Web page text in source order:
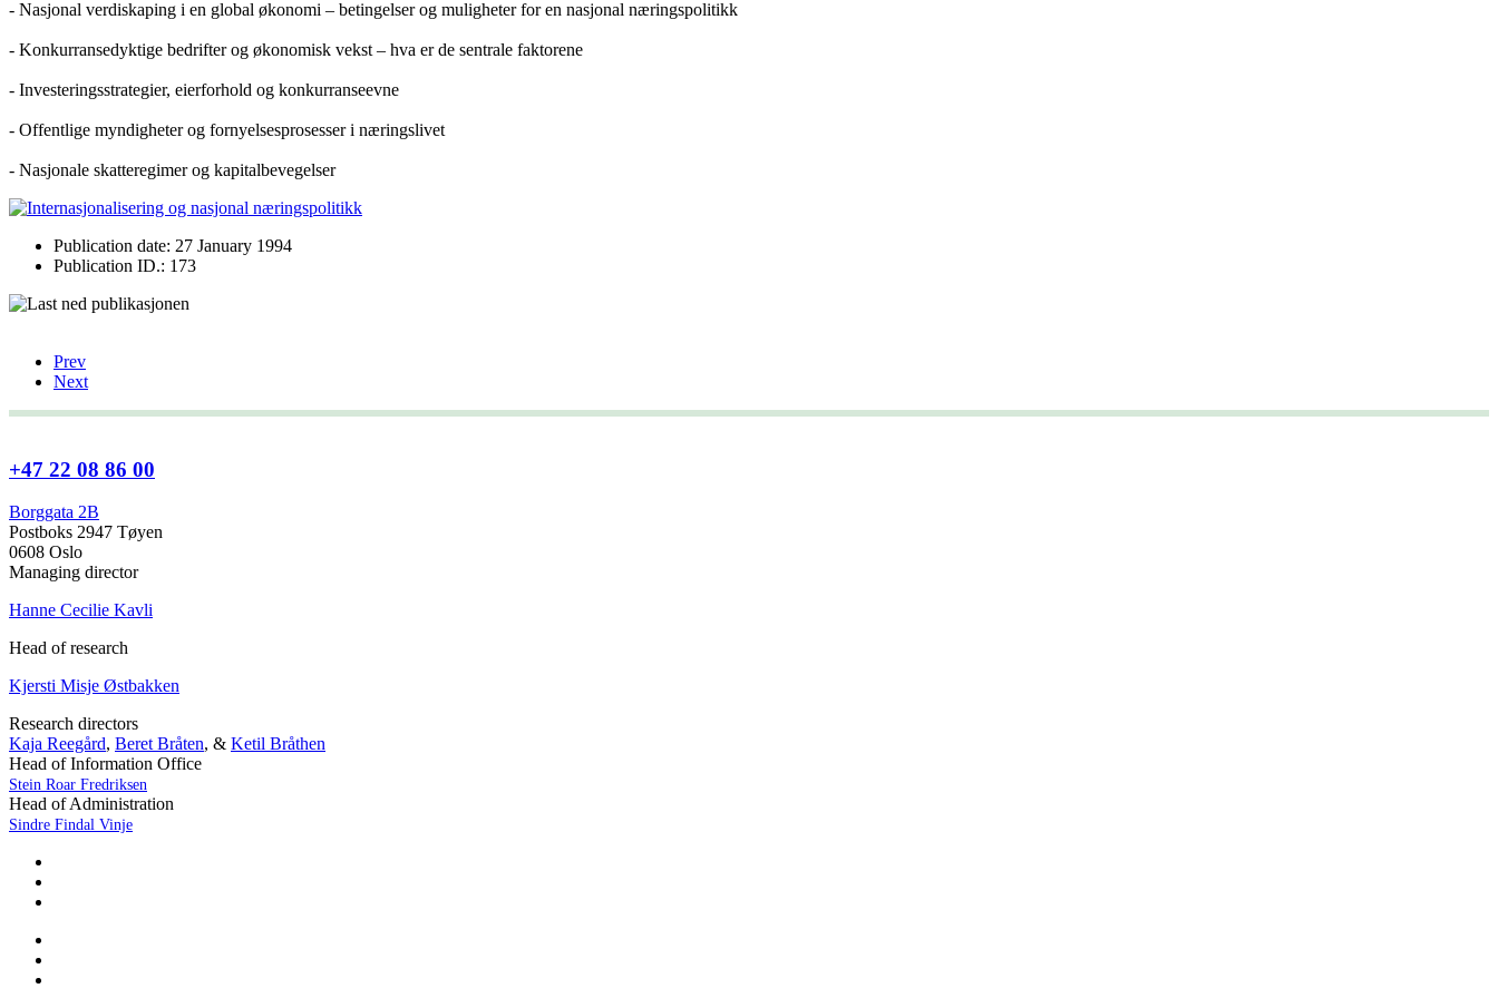
- Nasjonal verdiskaping i en global økonomi – betingelser og muligheter for en nasjonal næringspolitikk
- Konkurransedyktige bedrifter og økonomisk vekst – hva er de sentrale faktorene
- Investeringsstrategier, eierforhold og konkurranseevne
- Offentlige myndigheter og fornyelsesprosesser i næringslivet
- Nasjonale skatteregimer og kapitalbevegelser
Publication date: 27 January 1994
Publication ID.: 173
Prev
Next
+47 22 08 86 00
Borggata 2B
Postboks 2947 Tøyen
0608 Oslo
Managing director
Hanne Cecilie Kavli
Head of research
Kjersti Misje Østbakken
Research directors
Kaja Reegård, Beret Bråten, & Ketil Bråthen
Head of Information Office
Stein Roar Fredriksen
Head of Administration
Sindre Findal Vinje